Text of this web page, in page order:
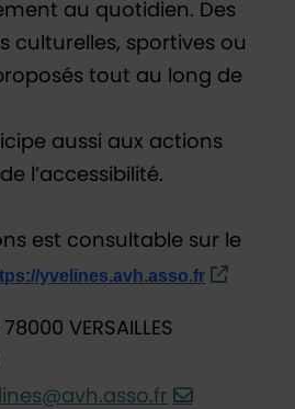
au quotidien. Des
culturelles, sportives ou
tout au long de
aussi aux actions
l’accessibilité.
est consultable sur le
yvelines.avh.asso.fr
VERSAILLES